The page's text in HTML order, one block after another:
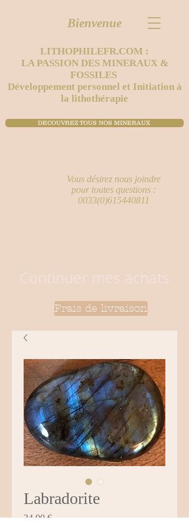
Vous désirez nous joindre
pour toutes questions :
0033(0)615440811
Bienvenue
LITHOPHILEFR.COM :
LA PASSION DES MINERAUX &
FOSSILES
Développement personnel et Initiation à
la lithothérapie
DECOUVREZ TOUS NOS MINERAUX ​
Continuer mes achats
Frais de livraison
Labradorite
24,00 €Prix